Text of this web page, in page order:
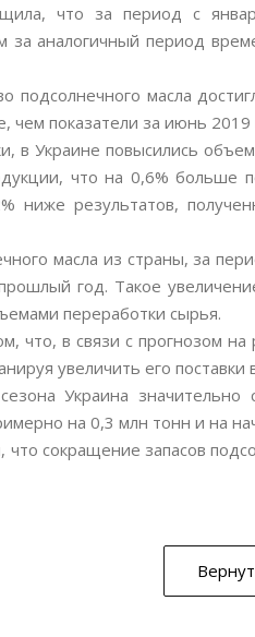
что за период с
за аналогичный период
подсолнечного масла
показатели за июнь 2019
в Украине повысились
что на 0,6%
ниже результатов,
масла из страны, за
год. Такое
переработки сырья.
что, в связи с прогнозом
увеличить его
Украина
на 0,3 млн тонн и на
сокращение запасов